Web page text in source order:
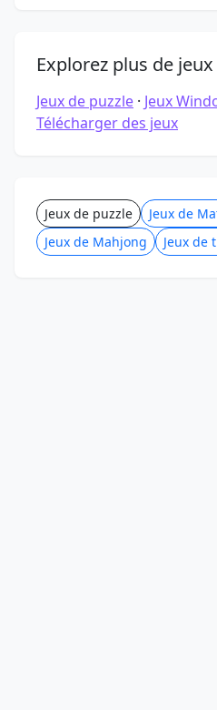
Explorez plus de
Jeux de puzzle · Jeux
Télécharger des jeux
Jeux de puzzle Jeux de
Jeux de Mahjong
Jeux de